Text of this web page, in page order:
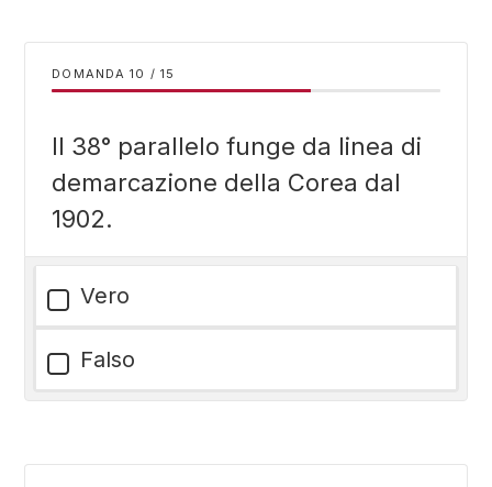
DOMANDA / 15
Il 38° parallelo funge da linea di
demarcazione della Corea dal
1902.
Vero
Falso